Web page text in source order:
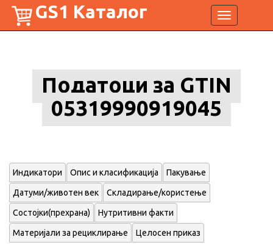
Toggle
navigation
GS1 Каталог
Податоци за GTIN
05319990919045
Индикатори Опис и класификација Пакување
Датуми/животен век Складирање/користење
Состојки(прехрана) Нутритивни факти
Материјали за рециклирање Целосен приказ